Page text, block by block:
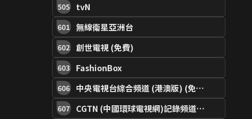
505 tvN
601 無線衛星亞洲台
602 創世電視 (免費)
603 FashionBox
606 中央電視台綜合頻道 (港澳版) (免費)
607 CGTN (中國環球電視網)記錄頻道 (免費)